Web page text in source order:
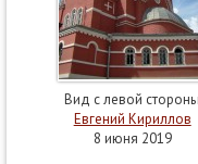
Вид с левой стороны
Евгений Кириллов
8 июня 2019